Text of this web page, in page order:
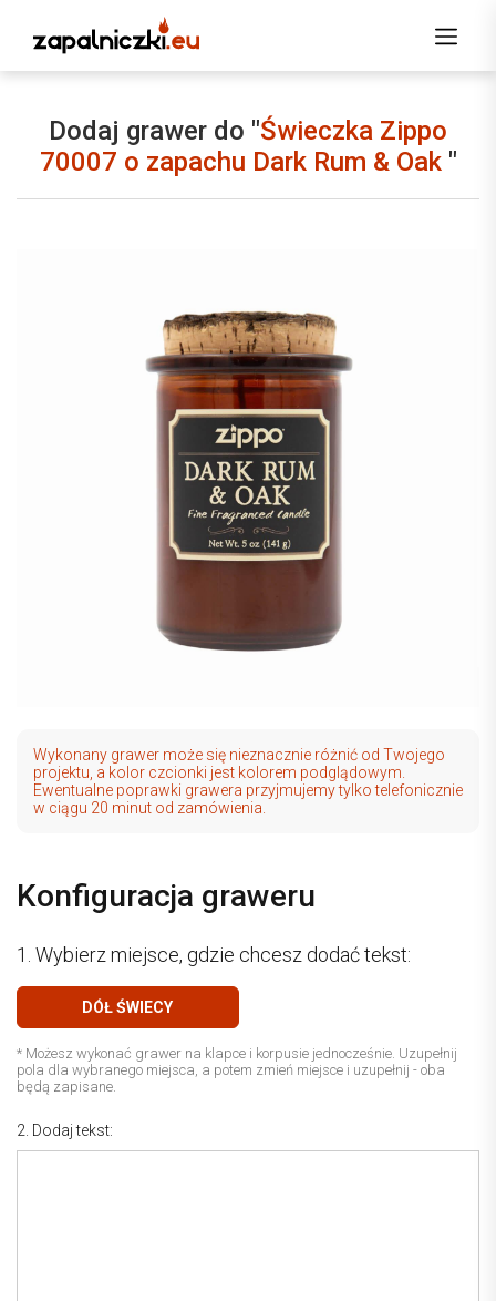
Dodaj grawer do "Świeczka Zippo
70007 o zapachu Dark Rum & Oak "
Wykonany grawer może się nieznacznie różnić od Twojego
projektu, a kolor czcionki jest kolorem podglądowym.
Ewentualne poprawki grawera przyjmujemy tylko telefonicznie
w ciągu 20 minut od zamówienia.
Konfiguracja graweru
1. Wybierz miejsce, gdzie chcesz dodać tekst:
DÓŁ ŚWIECY
* Możesz wykonać grawer na klapce i korpusie jednocześnie. Uzupełnij
pola dla wybranego miejsca, a potem zmień miejsce i uzupełnij - oba
będą zapisane.
2. Dodaj tekst: